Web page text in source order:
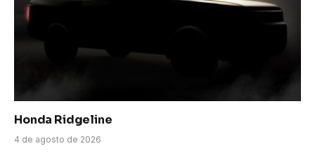
Honda Ridgeline
4 de agosto de 2026